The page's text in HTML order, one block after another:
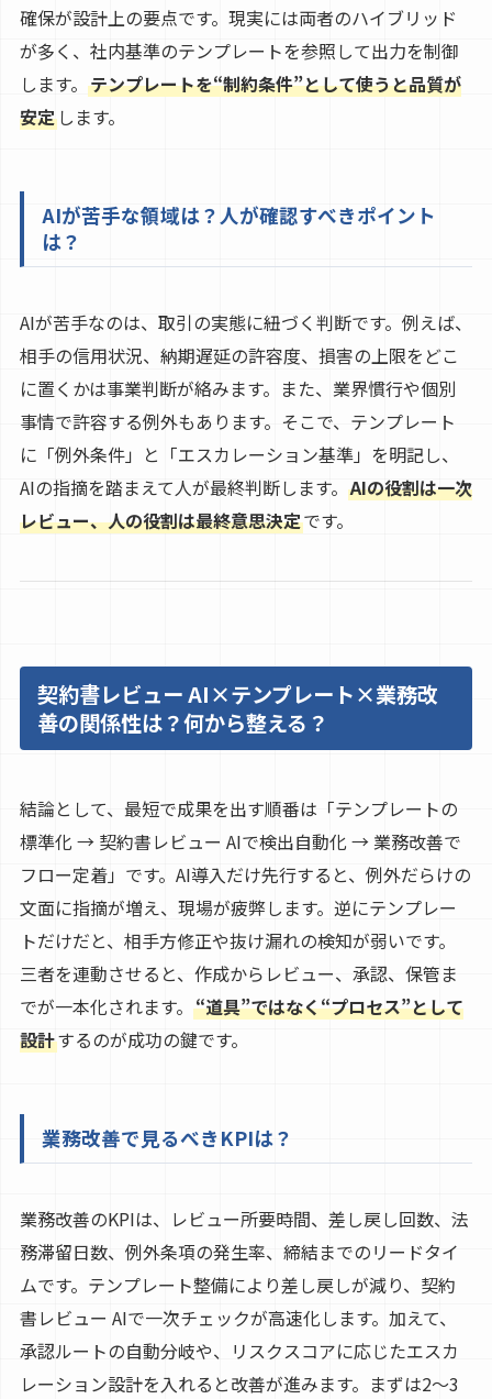
確保が設計上の要点です。現実には両者のハイブリッド
が多く、社内基準のテンプレートを参照して出力を制御
します。 テンプレートを“制約条件”として使うと品質が
安定します。
AIが苦手な領域は？人が確認すべきポイント
は？
AIが苦手なのは、取引の実態に紐づく判断です。例えば、
相手の信用状況、納期遅延の許容度、損害の上限をどこ
に置くかは事業判断が絡みます。また、業界慣行や個別
事情で許容する例外もあります。そこで、テンプレート
に「例外条件」と「エスカレーション基準」を明記し、
AIの指摘を踏まえて人が最終判断します。 AIの役割は一次
レビュー、人の役割は最終意思決定です。
契約書レビュー AI×テンプレート×業務改
善の関係性は？何から整える？
結論として、最短で成果を出す順番は「テンプレートの
標準化 → 契約書レビュー AIで検出自動化 → 業務改善で
フロー定着」です。AI導入だけ先行すると、例外だらけの
文面に指摘が増え、現場が疲弊します。逆にテンプレー
トだけだと、相手方修正や抜け漏れの検知が弱いです。
三者を連動させると、作成からレビュー、承認、保管ま
でが一本化されます。 “道具”ではなく“プロセス”として
設計するのが成功の鍵です。
業務改善で見るべきKPIは？
業務改善のKPIは、レビュー所要時間、差し戻し回数、法
務滞留日数、例外条項の発生率、締結までのリードタイ
ムです。テンプレート整備により差し戻しが減り、契約
書レビュー AIで一次チェックが高速化します。加えて、
承認ルートの自動分岐や、リスクスコアに応じたエスカ
レーション設計を入れると改善が進みます。まずは2〜3